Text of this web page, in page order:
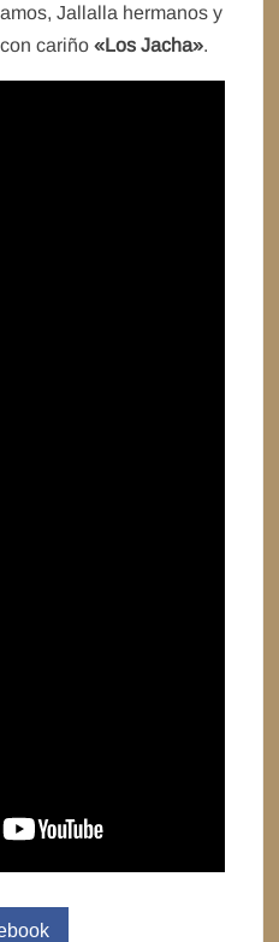
Jallalla hermanos y
cariño«Los Jacha».